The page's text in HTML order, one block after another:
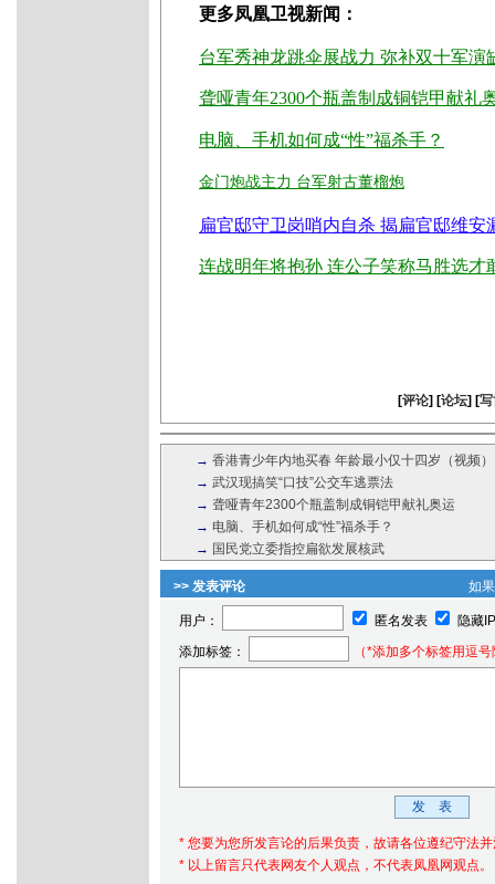
更多凤凰卫视新闻：
台军秀神龙跳伞展战力 弥补双十军演
聋哑青年2300个瓶盖制成铜铠甲献礼
电脑、手机如何成“性”福杀手？
金门炮战主力 台军射古董榴炮
扁官邸守卫岗哨内自杀 揭扁官邸维安
连战明年将抱孙 连公子笑称马胜选才
[评论] [论坛] [
→ 香港青少年内地买春 年龄最小仅十四岁（视频）
→ 武汉现搞笑“口技”公交车逃票法
→ 聋哑青年2300个瓶盖制成铜铠甲献礼奥运
→ 电脑、手机如何成“性”福杀手？
→ 国民党立委指控扁欲发展核武
>> 发表评论 如
用户： 匿名发表
隐藏
添加标签：
（*添加多个标签用逗
* 您要为您所发言论的后果负责，故请各位遵纪守法
* 以上留言只代表网友个人观点，不代表凤凰网观点。